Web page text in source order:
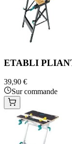
ETABLI
39,90 €
Sur commande